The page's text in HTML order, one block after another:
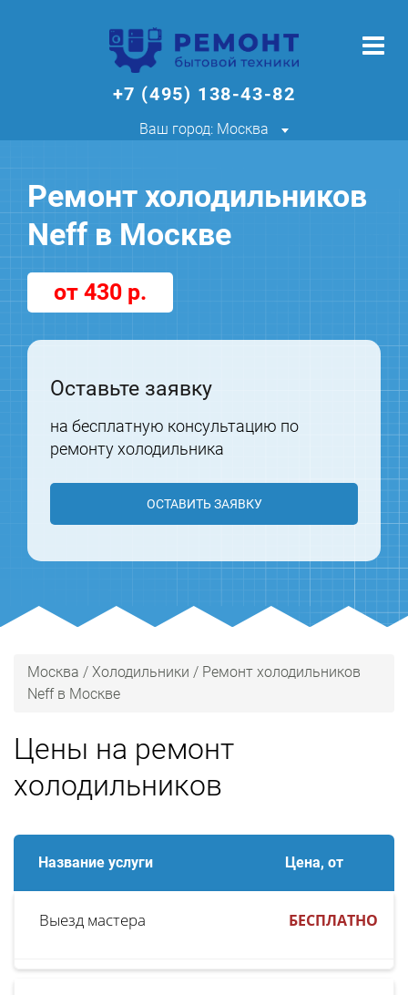
+7 (495) 138-43-82
Ваш город: Москва
Ремонт холодильников
Neff в Москве
от 430 р.
Оставьте заявку
на бесплатную консультацию по
ремонту холодильника
ОСТАВИТЬ ЗАЯВКУ
Москва / Холодильники / Ремонт холодильников
Neff в Москве
Цены на ремонт
холодильников
Название услуги Цена, от
Выезд мастера БЕСПЛАТНО